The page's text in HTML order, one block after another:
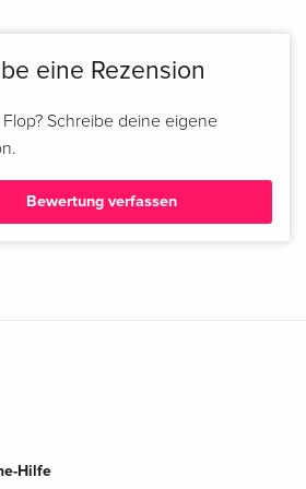
eine Rezension
Schreibe deine eigene
Bewertung verfassen
Hilfe